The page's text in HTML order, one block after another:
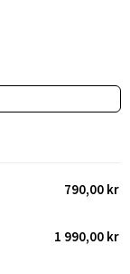
790,00 kr
1 990,00 kr